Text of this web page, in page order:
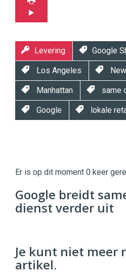
Levering Google
Los Angeles
Manhattan same
Google lokale
|
Digital
Commercehttps://
9654
Er is op dit moment 0 keer
Google breidt
dienst verder uit
Je kunt niet meer
artikel.